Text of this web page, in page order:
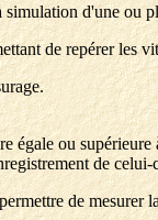
d'une ou
de repérer les
égale ou
de
de